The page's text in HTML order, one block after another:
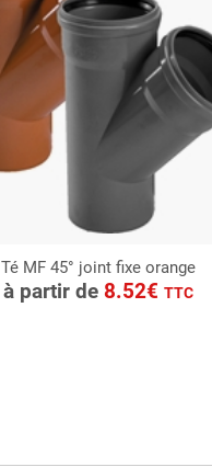
Té MF 45° joint fixe orange
à partir de 8.52€TTC
CONSULTER
Demande de devis